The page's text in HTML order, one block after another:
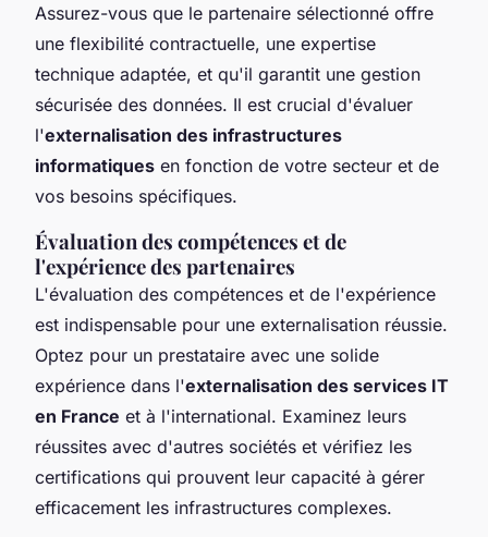
Assurez-vous que le partenaire sélectionné offre
une flexibilité contractuelle, une expertise
technique adaptée, et qu'il garantit une gestion
sécurisée des données. Il est crucial d'évaluer
l'externalisation des infrastructures
informatiques en fonction de votre secteur et de
vos besoins spécifiques.
Évaluation des compétences et de
l'expérience des partenaires
L'évaluation des compétences et de l'expérience
est indispensable pour une externalisation réussie.
Optez pour un prestataire avec une solide
expérience dans l'externalisation des services IT
en France et à l'international. Examinez leurs
réussites avec d'autres sociétés et vérifiez les
certifications qui prouvent leur capacité à gérer
efficacement les infrastructures complexes.